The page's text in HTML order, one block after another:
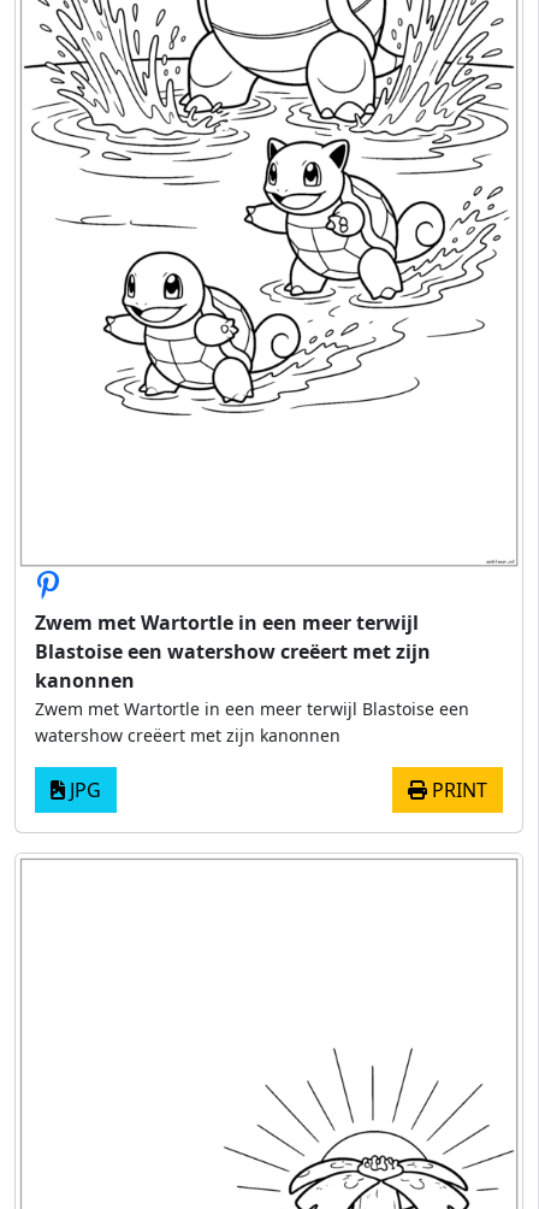
Zwem met Wartortle in een meer terwijl
Blastoise een watershow creëert met zijn
kanonnen
Zwem met Wartortle in een meer terwijl Blastoise een
watershow creëert met zijn kanonnen
JPG PRINT